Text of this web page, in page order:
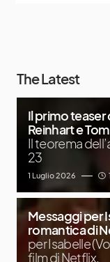
The Latest
Il primo teaser
Reinhart e
Il teorema
23
1 Luglio 2026
Messaggi per
romantica di
per Isabelle
film di Netflix,